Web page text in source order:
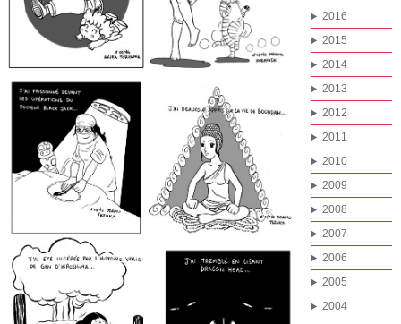
2016
2015
2014
2013
2012
2011
2010
2009
2008
2007
2006
2005
2004